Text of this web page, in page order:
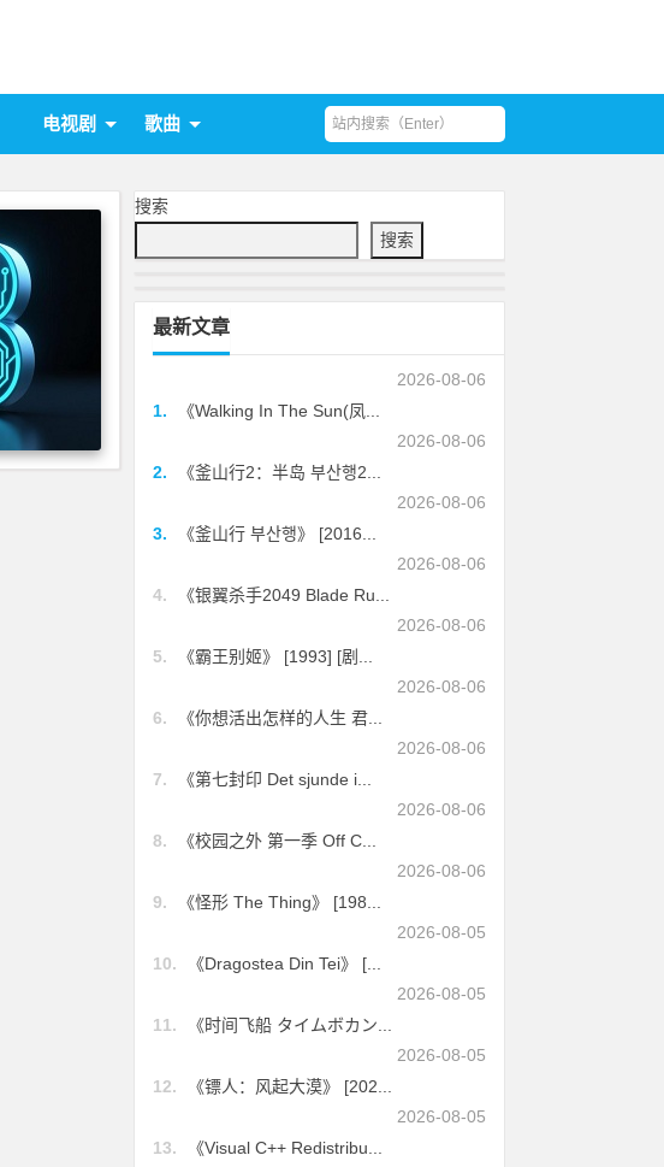
电视剧 歌曲
搜索
搜索
最新文章
2026-08-06
1.
《Walking In The Sun(凤...
2026-08-06
2.
《釜山行2：半岛 부산행2...
2026-08-06
3.
《釜山行 부산행》 [2016...
2026-08-06
4.
《银翼杀手2049 Blade Ru...
2026-08-06
5.
《霸王别姬》 [1993] [剧...
2026-08-06
6.
《你想活出怎样的人生 君...
2026-08-06
7.
《第七封印 Det sjunde i...
2026-08-06
8.
《校园之外 第一季 Off C...
2026-08-06
9.
《怪形 The Thing》 [198...
2026-08-05
10.
《Dragostea Din Tei》 [...
2026-08-05
11.
《时间飞船 タイムボカン...
2026-08-05
12.
《镖人：风起大漠》 [202...
2026-08-05
13.
《Visual C++ Redistribu...